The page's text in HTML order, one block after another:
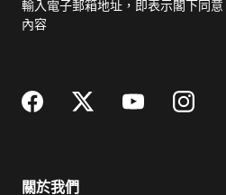
郵
輸入電子郵箱地址，即表示閣下同意
內容
關於我們